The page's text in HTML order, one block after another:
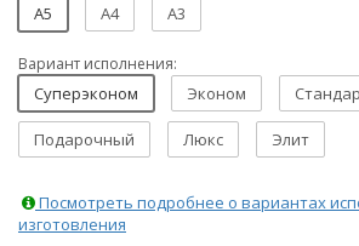
A5 A4 A3
Вариант исполнения:
Суперэконом Эконом
Подарочный Люкс Элит
Посмотреть подробнее о вариантах
изготовления